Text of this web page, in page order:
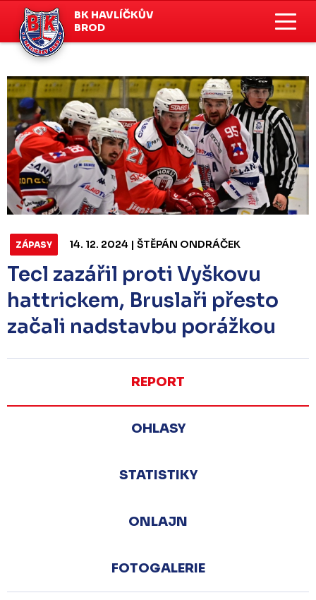
BK HAVLÍČKŮV
BROD
ZÁPASY 14. 12. 2024 | ŠTĚPÁN ONDRÁČEK
Tecl zazářil proti Vyškovu
hattrickem, Bruslaři přesto
začali nadstavbu porážkou
REPORT
OHLASY
STATISTIKY
ONLAJN
FOTOGALERIE